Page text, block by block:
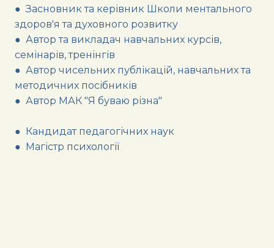
● Засновник та керівник Школи ментального
здоров'я та духовного розвитку
● Автор та викладач навчальних курсів,
семінарів, тренінгів
● Автор чисельних публікацій, навчальних та
методичних посібників
● Автор МАК "Я буваю різна"
● Кандидат педагогічних наук
● Магістр психології